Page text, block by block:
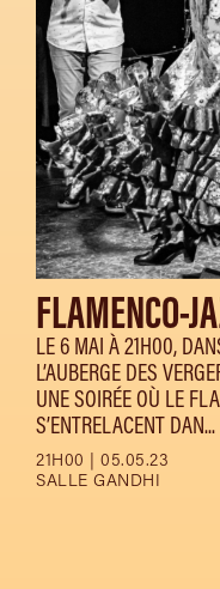
FLAMENCO-
LE 6 MAI À 21H00,
L’AUBERGE DES
UNE SOIRÉE OÙ LE
S’ENTRELACENT DAN...
21H00 | 05.05.23
SALLE GANDHI